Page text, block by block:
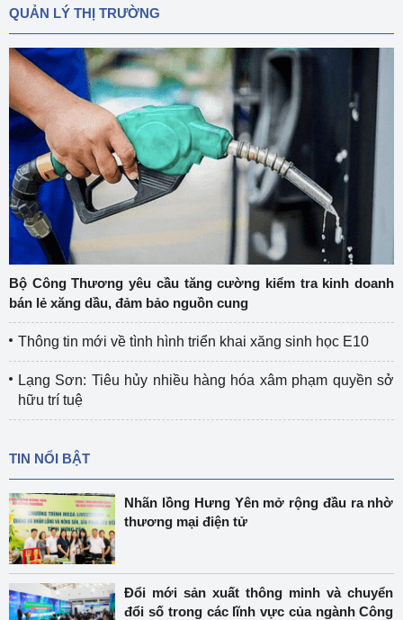
QUẢN LÝ THỊ TRƯỜNG
Bộ Công Thương yêu cầu tăng cường kiểm tra kinh doanh
bán lẻ xăng dầu, đảm bảo nguồn cung
Thông tin mới về tình hình triển khai xăng sinh học E10
Lạng Sơn: Tiêu hủy nhiều hàng hóa xâm phạm quyền sở
hữu trí tuệ
TIN NỔI BẬT
Nhãn lồng Hưng Yên mở rộng đầu ra nhờ
thương mại điện tử
Đổi mới sản xuất thông minh và chuyển
đổi số trong các lĩnh vực của ngành Công